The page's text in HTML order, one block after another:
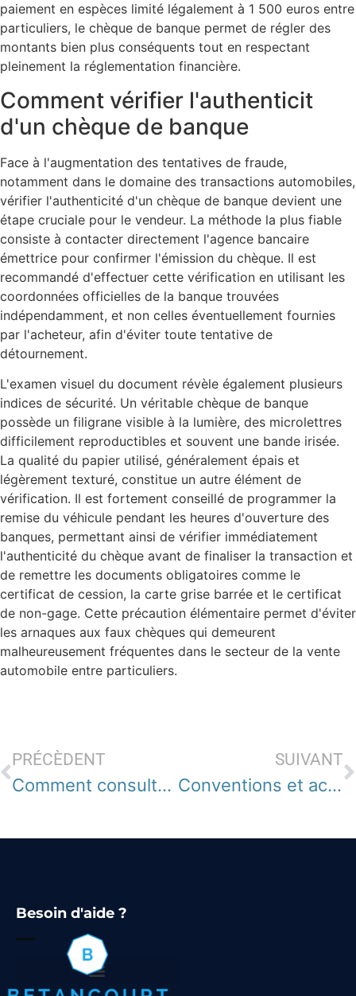
paiement en espèces limité légalement à 1 500 euros entre
particuliers, le chèque de banque permet de régler des
montants bien plus conséquents tout en respectant
pleinement la réglementation financière.
Comment vérifier l'authenticit
d'un chèque de banque
Face à l'augmentation des tentatives de fraude,
notamment dans le domaine des transactions automobiles,
vérifier l'authenticité d'un chèque de banque devient une
étape cruciale pour le vendeur. La méthode la plus fiable
consiste à contacter directement l'agence bancaire
émettrice pour confirmer l'émission du chèque. Il est
recommandé d'effectuer cette vérification en utilisant les
coordonnées officielles de la banque trouvées
indépendamment, et non celles éventuellement fournies
par l'acheteur, afin d'éviter toute tentative de
détournement.
L'examen visuel du document révèle également plusieurs
indices de sécurité. Un véritable chèque de banque
possède un filigrane visible à la lumière, des microlettres
difficilement reproductibles et souvent une bande irisée.
La qualité du papier utilisé, généralement épais et
légèrement texturé, constitue un autre élément de
vérification. Il est fortement conseillé de programmer la
remise du véhicule pendant les heures d'ouverture des
banques, permettant ainsi de vérifier immédiatement
l'authenticité du chèque avant de finaliser la transaction et
de remettre les documents obligatoires comme le
certificat de cession, la carte grise barrée et le certificat
de non-gage. Cette précaution élémentaire permet d'éviter
les arnaques aux faux chèques qui demeurent
malheureusement fréquentes dans le secteur de la vente
automobile entre particuliers.
PRÉCÈDENT
Comment consulter mes comptes Société Générale ? L’application mobile vs les autres méthodes d’accès
SUIVANT
Conventions et accords d’entreprise : Où trouver le code d’organisme de rattachement facilement ?
Besoin d'aide ?